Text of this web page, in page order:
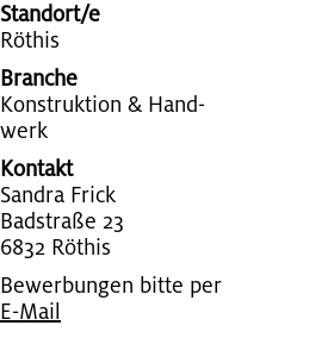
Standort/e
Rö­this
Branche
Kon­struk­ti­on & Hand­
werk
Kontakt
San­dra Frick
Bad­stra­ße 23
6832 Rö­this
Bewerbungen bitte per
E-Mail